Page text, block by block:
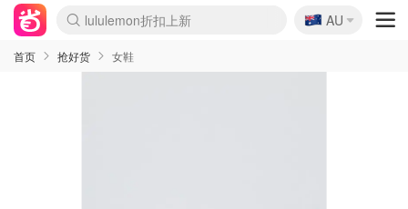
Sasa美妆护肤3.5折
SSENSE年中2.5折
FreshBeauty好价汇总
Cettire降价+叠9折
WWS Coles超市实拍
viagogo二手票捡漏
Myer超级周末
The Outnet奢牌1折起
David Jones 3折起
Flannels大牌1折
Perfumes Club护肤1折
AMIRO面罩$251
Amazon折扣汇总
eToro入金$200送$50
Amazon数码好物
ICONIC本周7.5折
ThedoubleF高奢地板价
Moose Knuckles 6折
丝芙兰5折起
EUFY摄像头$98
Selenichast首饰2折
Trip机票酒店促销
YSL送5件彩妆礼
Amazon家居好物
Amazon美妆护肤
雅漾大喷$8
过敏原检测盒$33
伊索独家赠50ml沐浴露
科颜氏高保湿面霜$29
SEALIFE海洋馆门票6折
丝塔芙大白罐$16
订阅Newsletter送香薰
Cult Beauty 6.8折
Harrods圣诞日历$525
LN-CC奢牌私促3折
d'Alba空姐喷雾$16
EVE LOM套装£56
Bernardelli独家4折
Adore Beauty 6折起
CT圣诞日历
Mytheresa奢品2.7折
Luxury Escapes 9折
Currentbody美容仪$881
MOON Garden Live
Roborock扫地机$649
Tingo Life水杯$24
Valentino官网5折
CR洗护套装$23
修丽可4件套$159
Myer彩妆2件7折
GANNI官网4.5折
Stylevana韩妆4折
Tessabit高奢8.5折
OGX洗发水$11
Amazon阿德莱德次日达
卡诗8.5折+赠礼
Philips Hue灯具8折
🇦🇺
AU
首页 抢好货 女鞋